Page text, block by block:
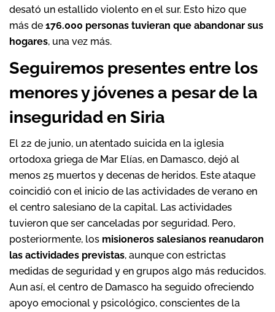
desató un estallido violento en el sur. Esto hizo que
más de 176.000 personas tuvieran que abandonar sus
hogares, una vez más.
Seguiremos presentes entre los
menores y jóvenes a pesar de la
inseguridad en Siria
El 22 de junio, un atentado suicida en la iglesia
ortodoxa griega de Mar Elías, en Damasco, dejó al
menos 25 muertos y decenas de heridos. Este ataque
coincidió con el inicio de las actividades de verano en
el centro salesiano de la capital. Las actividades
tuvieron que ser canceladas por seguridad. Pero,
posteriormente, los misioneros salesianos reanudaron
las actividades previstas, aunque con estrictas
medidas de seguridad y en grupos algo más reducidos.
Aun así, el centro de Damasco ha seguido ofreciendo
apoyo emocional y psicológico, conscientes de la